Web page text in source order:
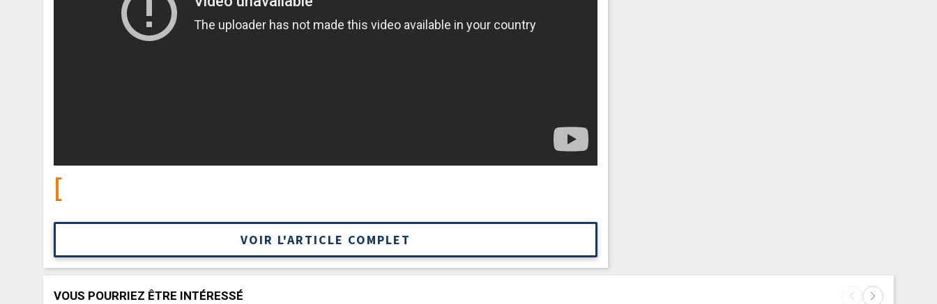
[
VOIR L'ARTICLE COMPLET
VOUS POURRIEZ ÊTRE INTÉRESSÉ